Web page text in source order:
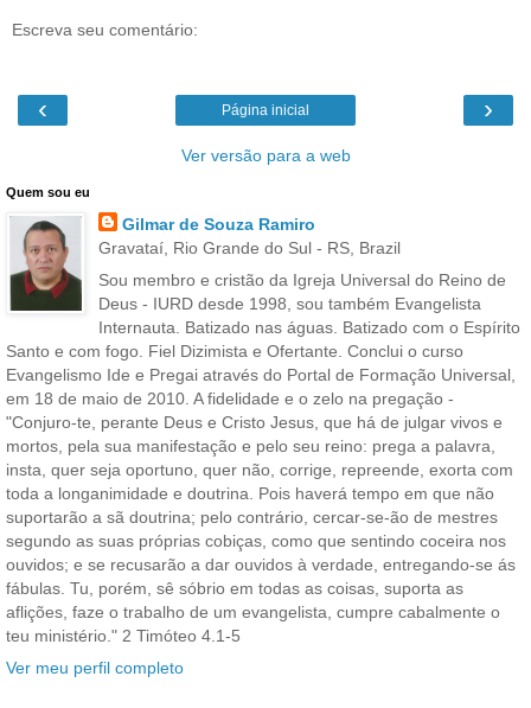
Escreva seu comentário:
‹ ›
Página inicial
Ver versão para a web
Quem sou eu
Gilmar de Souza Ramiro
Gravataí, Rio Grande do Sul - RS, Brazil
Sou membro e cristão da Igreja Universal do Reino de
Deus - IURD desde 1998, sou também Evangelista
Internauta. Batizado nas águas. Batizado com o Espírito
Santo e com fogo. Fiel Dizimista e Ofertante. Conclui o curso
Evangelismo Ide e Pregai através do Portal de Formação Universal,
em 18 de maio de 2010. A fidelidade e o zelo na pregação -
"Conjuro-te, perante Deus e Cristo Jesus, que há de julgar vivos e
mortos, pela sua manifestação e pelo seu reino: prega a palavra,
insta, quer seja oportuno, quer não, corrige, repreende, exorta com
toda a longanimidade e doutrina. Pois haverá tempo em que não
suportarão a sã doutrina; pelo contrário, cercar-se-ão de mestres
segundo as suas próprias cobiças, como que sentindo coceira nos
ouvidos; e se recusarão a dar ouvidos à verdade, entregando-se ás
fábulas. Tu, porém, sê sóbrio em todas as coisas, suporta as
aflições, faze o trabalho de um evangelista, cumpre cabalmente o
teu ministério." 2 Timóteo 4.1-5
Ver meu perfil completo